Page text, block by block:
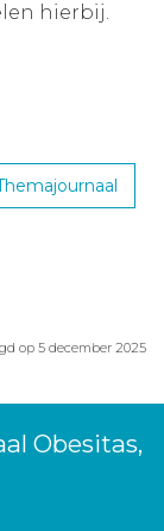
hierbij.
op 5 december 2025
Obesitas,